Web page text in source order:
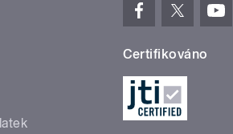
Certifikováno